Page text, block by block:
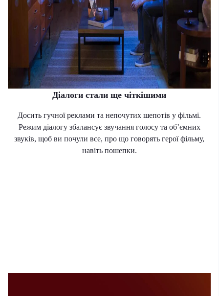
Діалоги стали ще чіткішими
Досить гучної реклами та непочутих шепотів у фільмі.
Режим діалогу збалансує звучання голосу та об’ємних
звуків, щоб ви почули все, про що говорять герої фільму,
навіть пошепки.